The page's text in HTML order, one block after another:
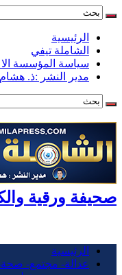
الرئيسية
الشاملة تيفي
سياسة المؤسسة
مدير النشر :ذ.
صحيفة ورقية
الرئيسية
عدالة- مجتمع-